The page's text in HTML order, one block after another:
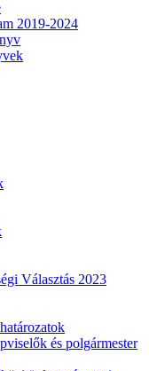
2019-2024
Választás 2023
és polgármester